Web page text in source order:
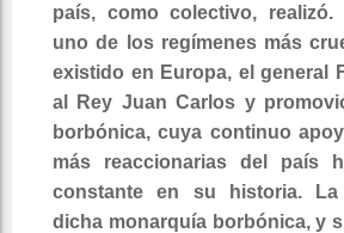
país, como colectivo,
uno de los regímenes más
existido en Europa, el general
al Rey Juan Carlos y
borbónica, cuya continuo
más reaccionarias del país
constante en su historia. La
dicha monarquía borbónica, y